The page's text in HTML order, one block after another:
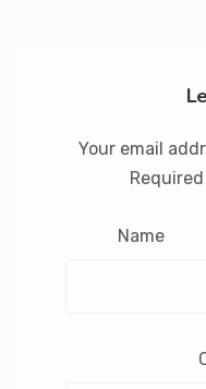
Your email
Name